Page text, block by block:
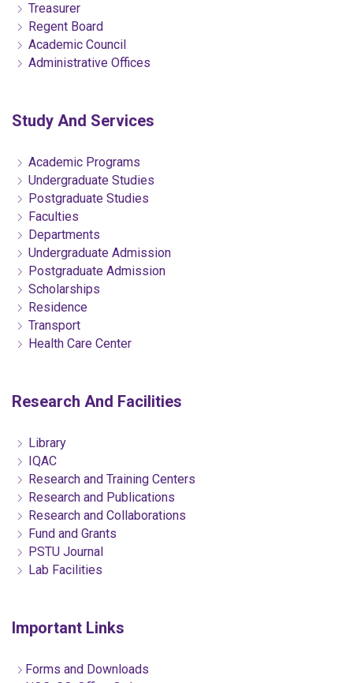
Treasurer
Regent Board
Academic Council
Administrative Offices
Study And Services
Academic Programs
Undergraduate Studies
Postgraduate Studies
Faculties
Departments
Undergraduate Admission
Postgraduate Admission
Scholarships
Residence
Transport
Health Care Center
Research And Facilities
Library
IQAC
Research and Training Centers
Research and Publications
Research and Collaborations
Fund and Grants
PSTU Journal
Lab Facilities
Important Links
Forms and Downloads